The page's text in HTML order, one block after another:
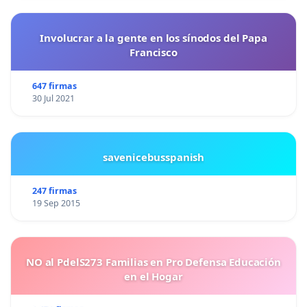
Artículo 8. Sistema Informático para el Registro de
Se implementará una plataforma informática que
forma inmediata y detallada, los hallazgos
efectuados en el desarrollo de su actividad.
Los datos recogidos se integrarán en una base de
datos única, accesible para las autoridades
competentes y los profesionales de la arqueología,
la gestión del patrimonio descubierto.
Artículo 9. Recompensas por Hallazgos y Entrega
Involucrar a la gente en los sínodos del Papa
Francisco
647 firmas
30 Jul 2021
savenicebusspanish
247 firmas
19 Sep 2015
NO al PdelS273 Familias en Pro Defensa Educación
en el Hogar